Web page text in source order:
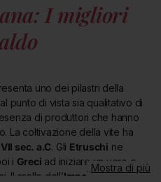
I migliori
uno dei pilastri della
punto di vista sia qualitativo di
di produttori che hanno
La coltivazione della vite ha
VII sec. a.C. Gli Etruschi ne
i Greci ad iniziare un vero e
Il crollo dell’Impero Romano
Mostra di più